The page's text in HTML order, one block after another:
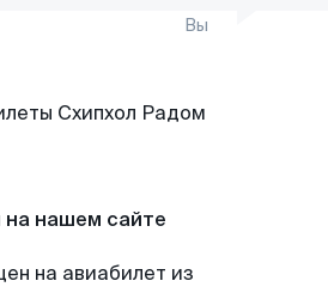
Вы
на нашем сайте
на авиабилет из